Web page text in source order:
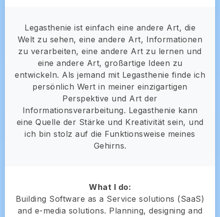
Legasthenie ist einfach eine andere Art, die
Welt zu sehen, eine andere Art, Informationen
zu verarbeiten, eine andere Art zu lernen und
eine andere Art, großartige Ideen zu
entwickeln. Als jemand mit Legasthenie finde ich
persönlich Wert in meiner einzigartigen
Perspektive und Art der
Informationsverarbeitung. Legasthenie kann
eine Quelle der Stärke und Kreativität sein, und
ich bin stolz auf die Funktionsweise meines
Gehirns.
What I do:
Building Software as a Service solutions (SaaS)
and e-media solutions. Planning, designing and